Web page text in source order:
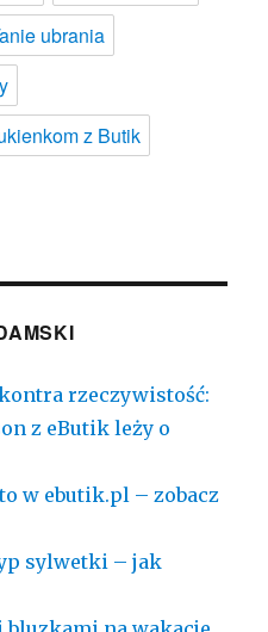
ubrania
z Butik
rzeczywistość:
z eButik leży o
w ebutik.pl – zobacz
sylwetki – jak